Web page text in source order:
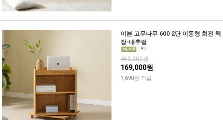
이븐 고무나무 600 2단 이동형 회전 책
장-내추럴
460,000원
169,000원
1,690원 적립